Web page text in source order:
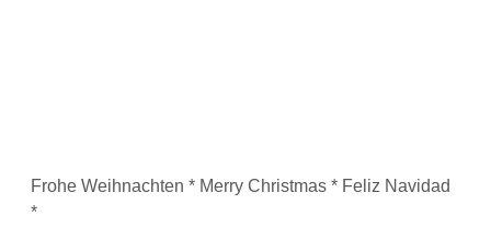
Frohe Weihnachten * Merry Christmas * Feliz Navidad
*